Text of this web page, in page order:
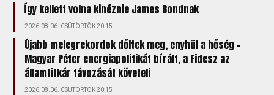
Így kellett volna kinéznie James Bondnak
2026.08.06. CSÜTÖRTÖK 20:15
Újabb melegrekordok dőltek meg, enyhül a hőség –
Magyar Péter energiapolitikát bírált, a Fidesz az
államtitkár távozását követeli
2026.08.06. CSÜTÖRTÖK 20:15